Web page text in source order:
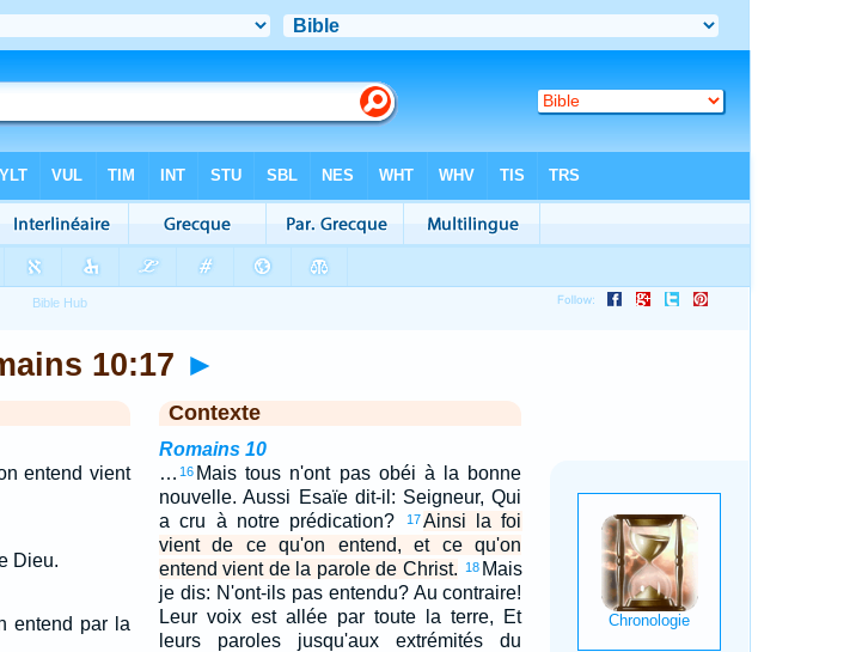
10:17 ►
entend vient
Dieu.
entend par la
Contexte
Romains 10
… 16 Mais tous n'ont pas obéi à la bonne
nouvelle. Aussi Esaïe dit-il: Seigneur, Qui
a cru à notre prédication?
17Ainsi la foi
vient de ce qu'on entend, et ce qu'on
entend vient de la parole de Christ.
18 Mais
je dis: N'ont-ils pas entendu? Au contraire!
Leur voix est allée par toute la terre, Et
leurs paroles jusqu'aux extrémités du